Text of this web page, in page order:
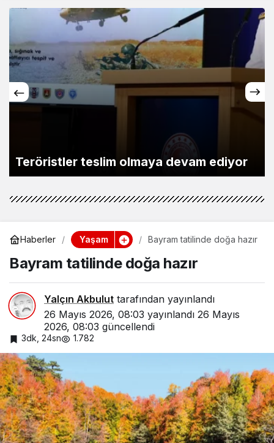
Teröristler teslim olmaya devam ediyor
Haberler Yaşam Bayram tatilinde doğa hazır
Bayram tatilinde doğa hazır
Yalçın Akbulut tarafından yayınlandı
26 Mayıs 2026, 08:03 yayınlandı 26 Mayıs
2026, 08:03 güncellendi
3dk, 24sn 1.782